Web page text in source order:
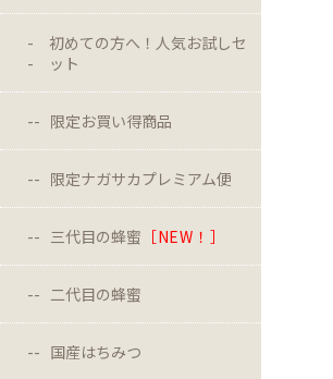
初めての方へ！人気お試しセ
ット
限定お買い得商品
限定ナガサカプレミアム便
三代目の蜂蜜 ［NEW！］
二代目の蜂蜜
国産はちみつ